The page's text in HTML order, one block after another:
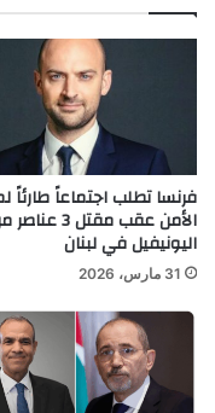
فرنسا تطلب اجتماعاً
الأمن عقب مقتل 3
اليونيفيل في لبنان
31 مارس، 2026